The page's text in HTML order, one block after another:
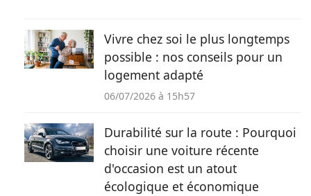
Vivre chez soi le plus longtemps
possible : nos conseils pour un
logement adapté
06/07/2026 à 15h57
Durabilité sur la route : Pourquoi
choisir une voiture récente
d'occasion est un atout
écologique et économique